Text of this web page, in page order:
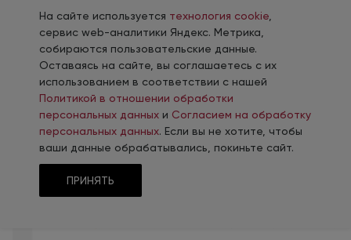
для этого
На сайте используется технология cookie
сервис web-аналитики Яндекс. Метрика,
собираются пользовательские данные.
Оставаясь на сайте, вы соглашаетесь с их
использованием в соответствии с нашей
Политикой в отношении обработки
персональных данных и Согласием на обработку
персональных данных. Если вы не хотите, чтобы
ваши данные обрабатывались, покиньте сайт.
ПРИНЯТЬ